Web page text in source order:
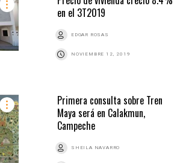
en el 3T2019
EDGAR ROSAS
NOVIEMBRE 12, 2019
Primera consulta sobre Tren
Maya será en Calakmun,
Campeche
SHEILA NAVARRO